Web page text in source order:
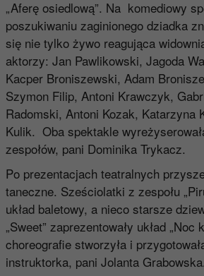
„Aferę osiedlową”. Na komediowy
poszukiwaniu zaginionego dziadka
się nie tylko żywo reagująca
aktorzy: Jan Pawlikowski, Jagoda
Kacper Broniszewski, Adam
Szymon Filip, Antoni Krawczyk,
Radomski, Antoni Kozak, Katarzyna
Kulik. Oba spektakle
zespołów, pani Dominika Trykacz.
Po prezentacjach teatralnych
taneczne. Sześciolatki z zespołu
układ baletowy, a nieco starsze
„Sweet” zaprezentowały układ „Noc
choreografie stworzyła i
instruktorka, pani Jolanta Grabowska.